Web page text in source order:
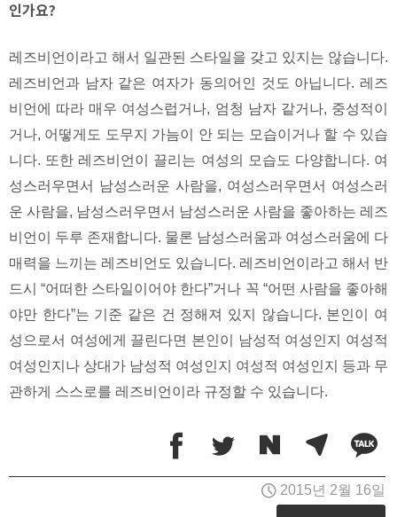
인가요?
레즈비언이라고 해서 일관된 스타일을 갖고 있지는 않습니다.
레즈비언과 남자 같은 여자가 동의어인 것도 아닙니다. 레즈
비언에 따라 매우 여성스럽거나, 엄청 남자 같거나, 중성적이
거나, 어떻게도 도무지 가늠이 안 되는 모습이거나 할 수 있습
니다. 또한 레즈비언이 끌리는 여성의 모습도 다양합니다. 여
성스러우면서 남성스러운 사람을, 여성스러우면서 여성스러
운 사람을, 남성스러우면서 남성스러운 사람을 좋아하는 레즈
비언이 두루 존재합니다. 물론 남성스러움과 여성스러움에 다
매력을 느끼는 레즈비언도 있습니다. 레즈비언이라고 해서 반
드시 “어떠한 스타일이어야 한다”거나 꼭 “어떤 사람을 좋아해
야만 한다”는 기준 같은 건 정해져 있지 않습니다. 본인이 여
성으로서 여성에게 끌린다면 본인이 남성적 여성인지 여성적
여성인지나 상대가 남성적 여성인지 여성적 여성인지 등과 무
관하게 스스로를 레즈비언이라 규정할 수 있습니다.
2015년 2월 16일